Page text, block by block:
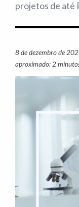
projetos de até
8 de dezembro de
aproximado: 2